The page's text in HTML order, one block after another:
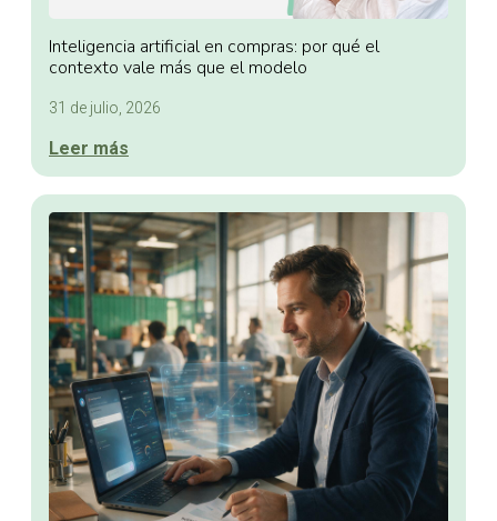
Inteligencia artificial en compras: por qué el
contexto vale más que el modelo
31 de julio, 2026
Leer más